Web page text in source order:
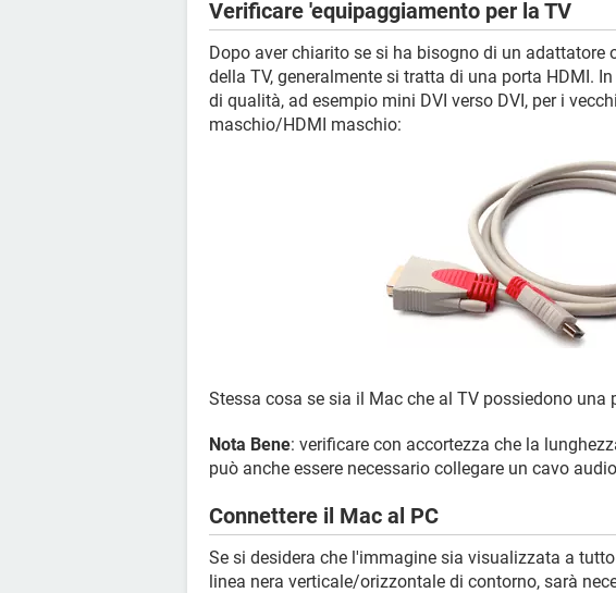
Verificare 'equipaggiamento per la TV
Dopo aver chiarito se si ha bisogno di un adattatore
della TV, generalmente si tratta di una porta HDMI.
di qualità, ad esempio mini DVI verso DVI, per i
maschio/HDMI maschio:
Stessa cosa se sia il Mac che al TV possiedono una
Nota Bene: verificare con accortezza che la
può anche essere necessario collegare un cavo
Connettere il Mac al PC
Se si desidera che l'immagine sia visualizzata a
linea nera verticale/orizzontale di contorno, sarà